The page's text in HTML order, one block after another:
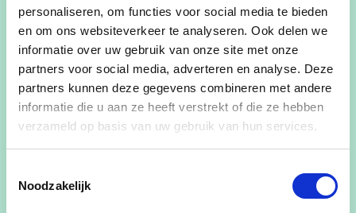
personaliseren, om functies voor social media te bieden
en om ons websiteverkeer te analyseren. Ook delen we
informatie over uw gebruik van onze site met onze
partners voor social media, adverteren en analyse. Deze
partners kunnen deze gegevens combineren met andere
informatie die u aan ze heeft verstrekt of die ze hebben
verzameld op basis van uw gebruik van hun services.
Noodzakelijk
Maar vooral willen we ook verder investeren in
de collectieve zuivering van ons
afvalwater
. Concreet doen we dat de
volgende bestuursperiode in de Ouderdom,
Busseboom, Sint-Jan-ter-Biezen, Krombeke,
Sint-Bertinusstraat, Diepemeers, Europalaan,
Ieperseweg, Vaux-sous-Chèvremont.